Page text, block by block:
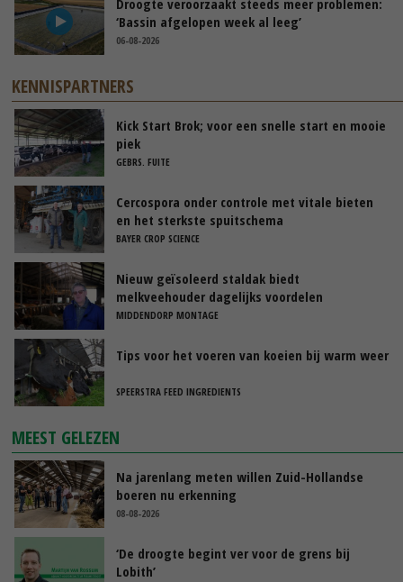
Droogte veroorzaakt steeds meer problemen:
‘Bassin afgelopen week al leeg’
06-08-2026
KENNISPARTNERS
Kick Start Brok; voor een snelle start en mooie
piek
GEBRS. FUITE
Cercospora onder controle met vitale bieten
en het sterkste spuitschema
BAYER CROP SCIENCE
Nieuw geïsoleerd staldak biedt
melkveehouder dagelijks voordelen
MIDDENDORP MONTAGE
Tips voor het voeren van koeien bij warm weer
SPEERSTRA FEED INGREDIENTS
MEEST GELEZEN
Na jarenlang meten willen Zuid-Hollandse
boeren nu erkenning
08-08-2026
‘De droogte begint ver voor de grens bij
Lobith’